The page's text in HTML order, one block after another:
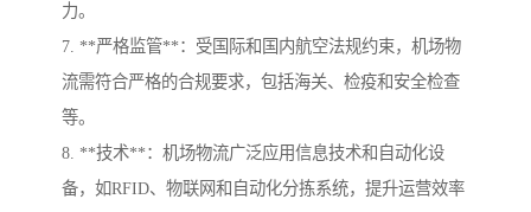
力。
7. **严格监管**：受国际和国内航空法规约束，机场物
流需符合严格的合规要求，包括海关、检疫和安全检查
等。
8. **技术**：机场物流广泛应用信息技术和自动化设
备，如RFID、物联网和自动化分拣系统，提升运营效率